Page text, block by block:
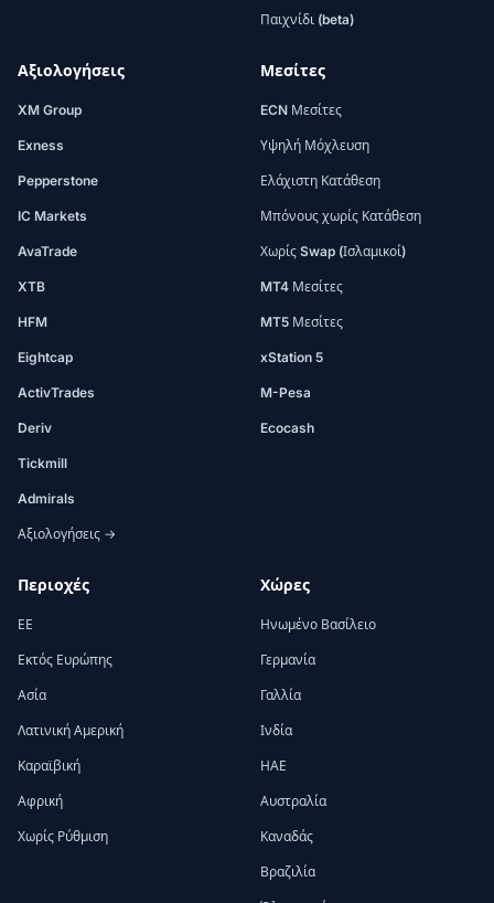
Παιχνίδι (beta)
Αξιολογήσεις
XM Group
Exness
Pepperstone
IC Markets
AvaTrade
XTB
HFM
Eightcap
ActivTrades
Deriv
Tickmill
Admirals
Αξιολογήσεις →
Μεσίτες
ECN Μεσίτες
Υψηλή Μόχλευση
Ελάχιστη Κατάθεση
Μπόνους χωρίς Κατάθεση
Χωρίς Swap (Ισλαμικοί)
MT4 Μεσίτες
MT5 Μεσίτες
xStation 5
M-Pesa
Ecocash
Περιοχές
ΕΕ
Εκτός Ευρώπης
Ασία
Λατινική Αμερική
Καραϊβική
Αφρική
Χωρίς Ρύθμιση
Χώρες
Ηνωμένο Βασίλειο
Γερμανία
Γαλλία
Ινδία
ΗΑΕ
Αυστραλία
Καναδάς
Βραζιλία